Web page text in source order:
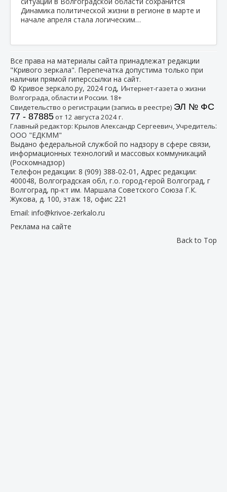
Динамика политической жизни в регионе в марте и
начале апреля стала логическим…
Все права на материалы сайта принадлежат редакции
"Кривого зеркала". Перепечатка допустима только при
наличии прямой гиперссылки на сайт.
© Кривое зеркало.ру, 2024 год, Интернет-газета о жизни
Волгограда, области и России. 18+
Свидетельство о регистрации (запись в реестре) ЭЛ № ФС
77 - 87885от 12 августа 2024 г.
Главный редактор: Крылов Александр Сергеевич, Учредитель:
ООО "ЕДКММ"
Выдано федеральной службой по надзору в сфере связи,
информационных технологий и массовых коммуникаций
(Роскомнадзор)
Телефон редакции: 8 (909) 388-02-01 , Адрес редакции:
400048, Волгоградская обл, г.о. город-герой Волгоград, г
Волгоград, пр-кт им. Маршала Советского Союза Г.К.
Жукова, д. 100, этаж 18, офис 221
Email: info@krivoe-zerkalo.ru
Реклама на сайте
Back to Top